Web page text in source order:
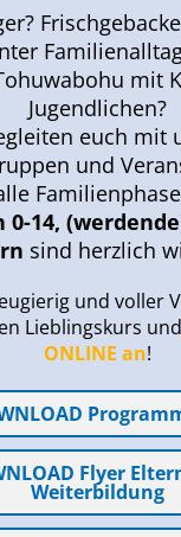
mit
Jugendlichen?
euch mit
und
0-14,
sind herzlich
und voller
Lieblingskurs und
ONLINE an!
Flyer
Weiterbildung